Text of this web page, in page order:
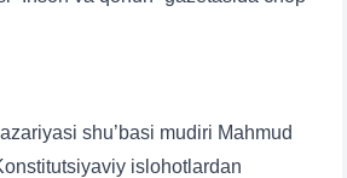
shu’basi mudiri Mahmud
islohotlardan